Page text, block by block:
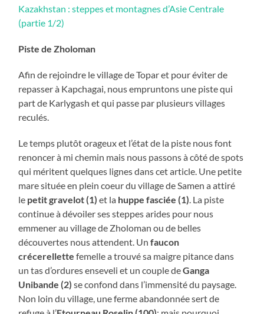
Kazakhstan : steppes et montagnes d’Asie Centrale
(partie 1/2)
Piste de Zholoman
Afin de rejoindre le village de Topar et pour éviter de
repasser à Kapchagai, nous empruntons une piste qui
part de Karlygash et qui passe par plusieurs villages
reculés.
Le temps plutôt orageux et l’état de la piste nous font
renoncer à mi chemin mais nous passons à côté de spots
qui méritent quelques lignes dans cet article. Une petite
mare située en plein coeur du village de Samen a attiré
le petit gravelot (1)et la huppe fasciée (1) . La piste
continue à dévoiler ses steppes arides pour nous
emmener au village de Zholoman ou de belles
découvertes nous attendent. Unfaucon
crécerellette femelle a trouvé sa maigre pitance dans
un tas d’ordures enseveli et un couple deGanga
Unibande (2) se confond dans l’immensité du paysage.
Non loin du village, une ferme abandonnée sert de